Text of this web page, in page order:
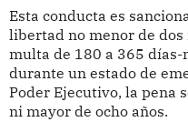
Esta conducta es
libertad no menor de dos
multa de 180 a 365 días-
durante un estado de
Poder Ejecutivo, la pena
ni mayor de ocho años.